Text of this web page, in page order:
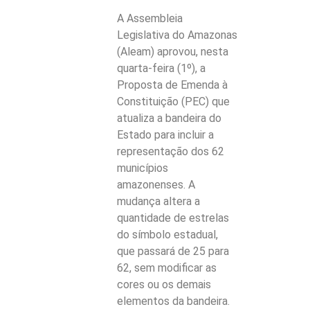
A Assembleia
Legislativa do Amazonas
(Aleam) aprovou, nesta
quarta-feira (1º), a
Proposta de Emenda à
Constituição (PEC) que
atualiza a bandeira do
Estado para incluir a
representação dos 62
municípios
amazonenses. A
mudança altera a
quantidade de estrelas
do símbolo estadual,
que passará de 25 para
62, sem modificar as
cores ou os demais
elementos da bandeira.